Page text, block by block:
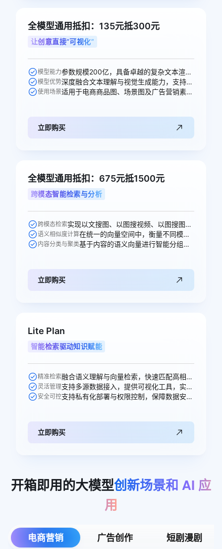
全模型通用抵扣：135元抵300元
让创意直接“可视化”
模型能力 参数规模200亿，具备卓越的复杂文本渲染能力。
模型优势 深度融合文本理解与视觉生成能力，支持高精度图文生成与多轮编辑。
使用场景 适用于电商商品图、场景图及广告营销素材的智能生成。
立即购买
全模型通用抵扣：675元抵1500元
跨模态智能检索与分析
跨模态检索 实现以文搜图、以图搜视频、以图搜图等跨模态的语义搜索。
语义相似度计算 在统一的向量空间中，衡量不同模态内容之间的语义相似性。
内容分类与聚类 基于内容的语义向量进行智能分组、打标和聚类分析。
立即购买
Lite Plan
智能检索驱动知识赋能
精准检索 融合语义理解与向量检索，快速匹配高相关性知识，提升问答准确率。
灵活管理 支持多源数据接入，提供可视化工具，实现知识高效构建与更新。
安全可控 支持私有化部署与权限控制，保障数据安全，适配多元业务场景。
立即购买
开箱即用的大模型创新场景和 AI 应
用
电商营销 广告创作 短剧漫剧